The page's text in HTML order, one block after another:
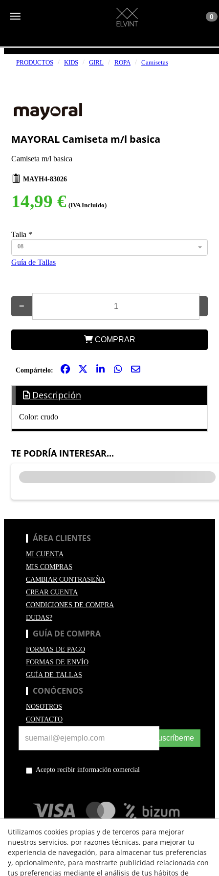
Toggle navigation Toggle
0
ENVÍOS GRATUITOS A PARTIR DE 50€
PRODUCTOS KIDS GIRL ROPA Camisetas
MAYORAL Camiseta m/l basica
Camiseta m/l basica
MAYH4-83026
14,99 € (IVA Incluido)
Talla *
08
Guía de Tallas
−
COMPRAR
Compártelo:
Descripción
Color: crudo
TE PODRÍA INTERESAR...
ÁREA CLIENTES
MI CUENTA
MIS COMPRAS
CAMBIAR CONTRASEÑA
CREAR CUENTA
CONDICIONES DE COMPRA
DUDAS?
GUÍA DE COMPRA
FORMAS DE PAGO
FORMAS DE ENVÍO
GUÍA DE TALLAS
CONÓCENOS
NOSOTROS
CONTACTO
Suscríbeme
Acepto recibir información comercial
Utilizamos cookies propias y de terceros para mejorar
nuestros servicios, por razones técnicas, para mejorar tu
experiencia de navegación, para almacenar tus preferencias
y, opcionalmente, para mostrarte publicidad relacionada con
tus preferencias mediante el análisis de tus hábitos de